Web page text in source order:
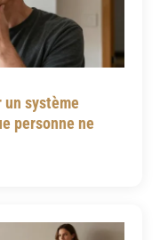
système
personne ne